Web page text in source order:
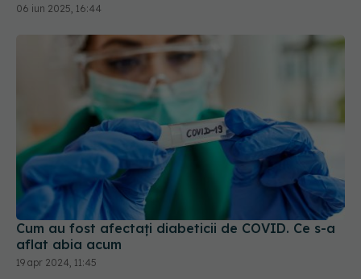
06 iun 2025, 16:44
Cum au fost afectați diabeticii de COVID. Ce s-a
aflat abia acum
19 apr 2024, 11:45